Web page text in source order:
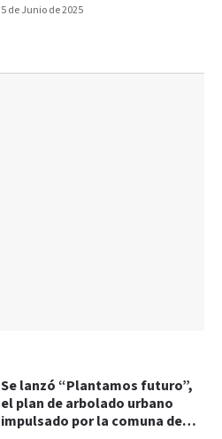
5 de Junio de 2025
Se lanzó “Plantamos futuro”,
el plan de arbolado urbano
impulsado por la comuna de